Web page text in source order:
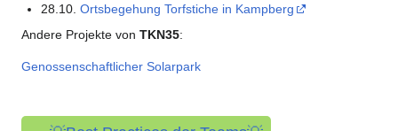
28.10.Ortsbegehung Torfstiche in Kampberg
Andere Projekte von TKN35:
Genossenschaftlicher Solarpark